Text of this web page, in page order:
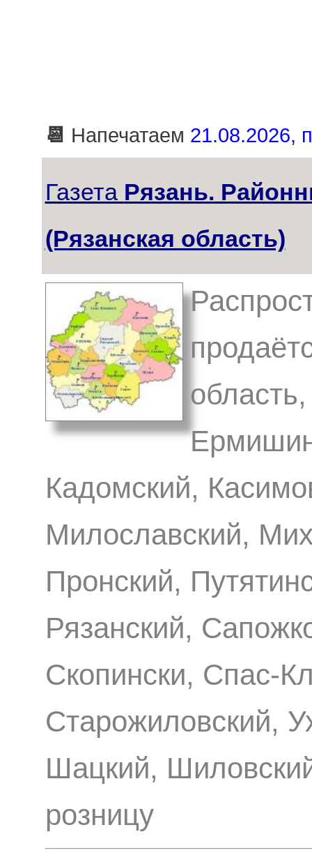
📆 Напечатаем 21.08.2026,
Газета Рязань.
(Рязанская область)
Кадомский,
Милославский,
Пронский,
Рязанский,
Скопински, Спас-
Старожиловский,
Шацкий,
розницу